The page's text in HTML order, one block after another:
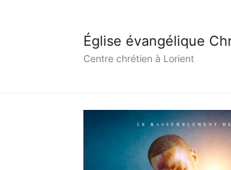
Église évangélique
Centre chrétien à Lorient